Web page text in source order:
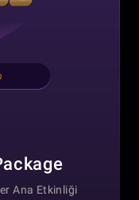
Ana Etkinliği